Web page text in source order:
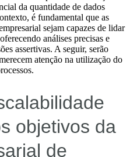
da quantidade de dados
é fundamental que as
sejam capazes de lidar
análises precisas e
assertivas. A seguir, serão
atenção na utilização do
objetivos da
de